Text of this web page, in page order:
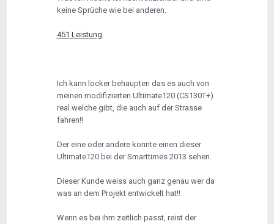
keine Sprüche wie bei anderen.
451 Leistung
Ich kann locker behaupten das es auch von
meinen modifizierten Ultimate120 (CS130T+)
real welche gibt, die auch auf der Strasse
fahren!!
Der eine oder andere konnte einen dieser
Ultimate120 bei der Smarttimes 2013 sehen.
Dieser Kunde weiss auch ganz genau wer da
was an dem Projekt entwickelt hat!!
Wenn es bei ihm zeitlich passt, reist der